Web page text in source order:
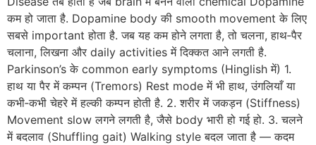
कम हो जाता है. Dopamine body की smooth movement के लिए
सबसे important होता है. जब यह कम होने लगता है, तो चलना, हाथ‑पैर
चलाना, लिखना और daily activities में दिक्कत आने लगती है.
Parkinson’s के common early symptoms (Hinglish में) 1.
हाथ या पैर में कम्पन (Tremors) Rest mode में भी हाथ, उंगलियाँ या
कभी‑कभी चेहरे में हल्की कम्पन होती है. 2. शरीर में जकड़न (Stiffness)
Movement slow लगने लगती है, जैसे body भारी हो गई हो. 3. चलने
में बदलाव (Shuffling gait) Walking style बदल जाता है — कदम